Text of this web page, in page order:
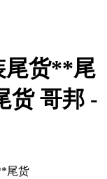
尾货**尾
货 哥邦 -
尾货